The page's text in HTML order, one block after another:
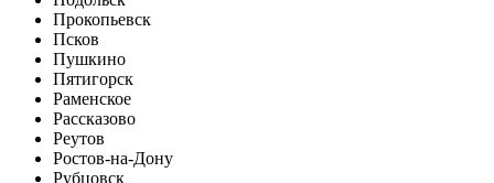
Прокопьевск
Псков
Пушкино
Пятигорск
Раменское
Рассказово
Реутов
Ростов-на-Дону
Рубцовск